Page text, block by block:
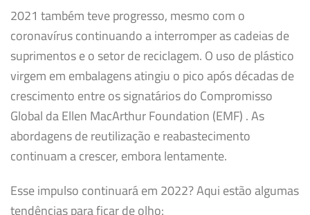
2021 também teve progresso, mesmo com o
coronavírus continuando a interromper as cadeias de
suprimentos e o setor de reciclagem. O uso de plástico
virgem em embalagens atingiu o pico após décadas de
crescimento entre os signatários do Compromisso
Global da Ellen MacArthur Foundation (EMF) . As
abordagens de reutilização e reabastecimento
continuam a crescer, embora lentamente.
Esse impulso continuará em 2022? Aqui estão algumas
tendências para ficar de olho: